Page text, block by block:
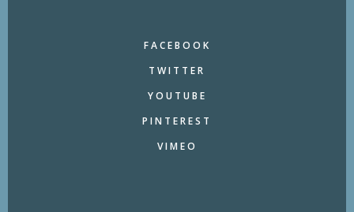
FACEBOOK
TWITTER
YOUTUBE
PINTEREST
VIMEO